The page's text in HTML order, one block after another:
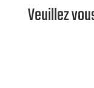
Veuillez